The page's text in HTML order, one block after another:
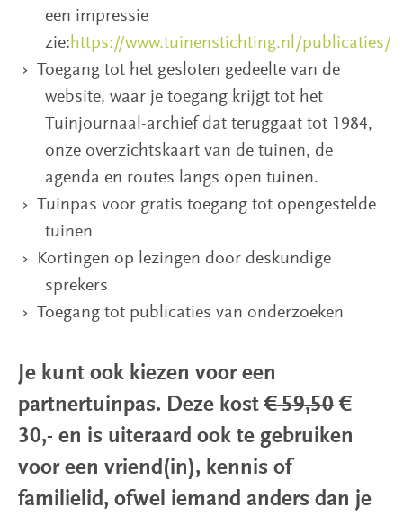
een impressie
zie:https://www.tuinenstichting.nl/publicaties/
Toegang tot het gesloten gedeelte van de
website, waar je toegang krijgt tot het
Tuinjournaal-archief dat teruggaat tot 1984,
onze overzichtskaart van de tuinen, de
agenda en routes langs open tuinen.
Tuinpas voor gratis toegang tot opengestelde
tuinen
Kortingen op lezingen door deskundige
sprekers
Toegang tot publicaties van onderzoeken
Je kunt ook kiezen voor een
partnertuinpas. Deze kost€ 59,50€
30,- en is uiteraard ook te gebruiken
voor een vriend(in), kennis of
familielid, ofwel iemand anders dan je